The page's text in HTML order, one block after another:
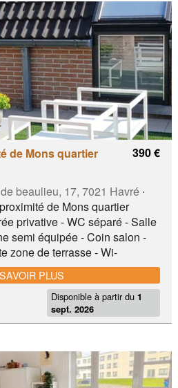
mobilité réduite - Une cuisine
laver - Commerces, bus,
de Mons quartier
beaulieu, 17, 7021 Havré ∙
de Mons quartier
privative - WC séparé - Salle
semi équipée - Coin salon -
zone de terrasse - Wi-
aisé Prix 390€ hors
électricité, décompte à
personnelle Plus
au ou
Disponible à partir du1
sept. 2026
390 €
PLUS